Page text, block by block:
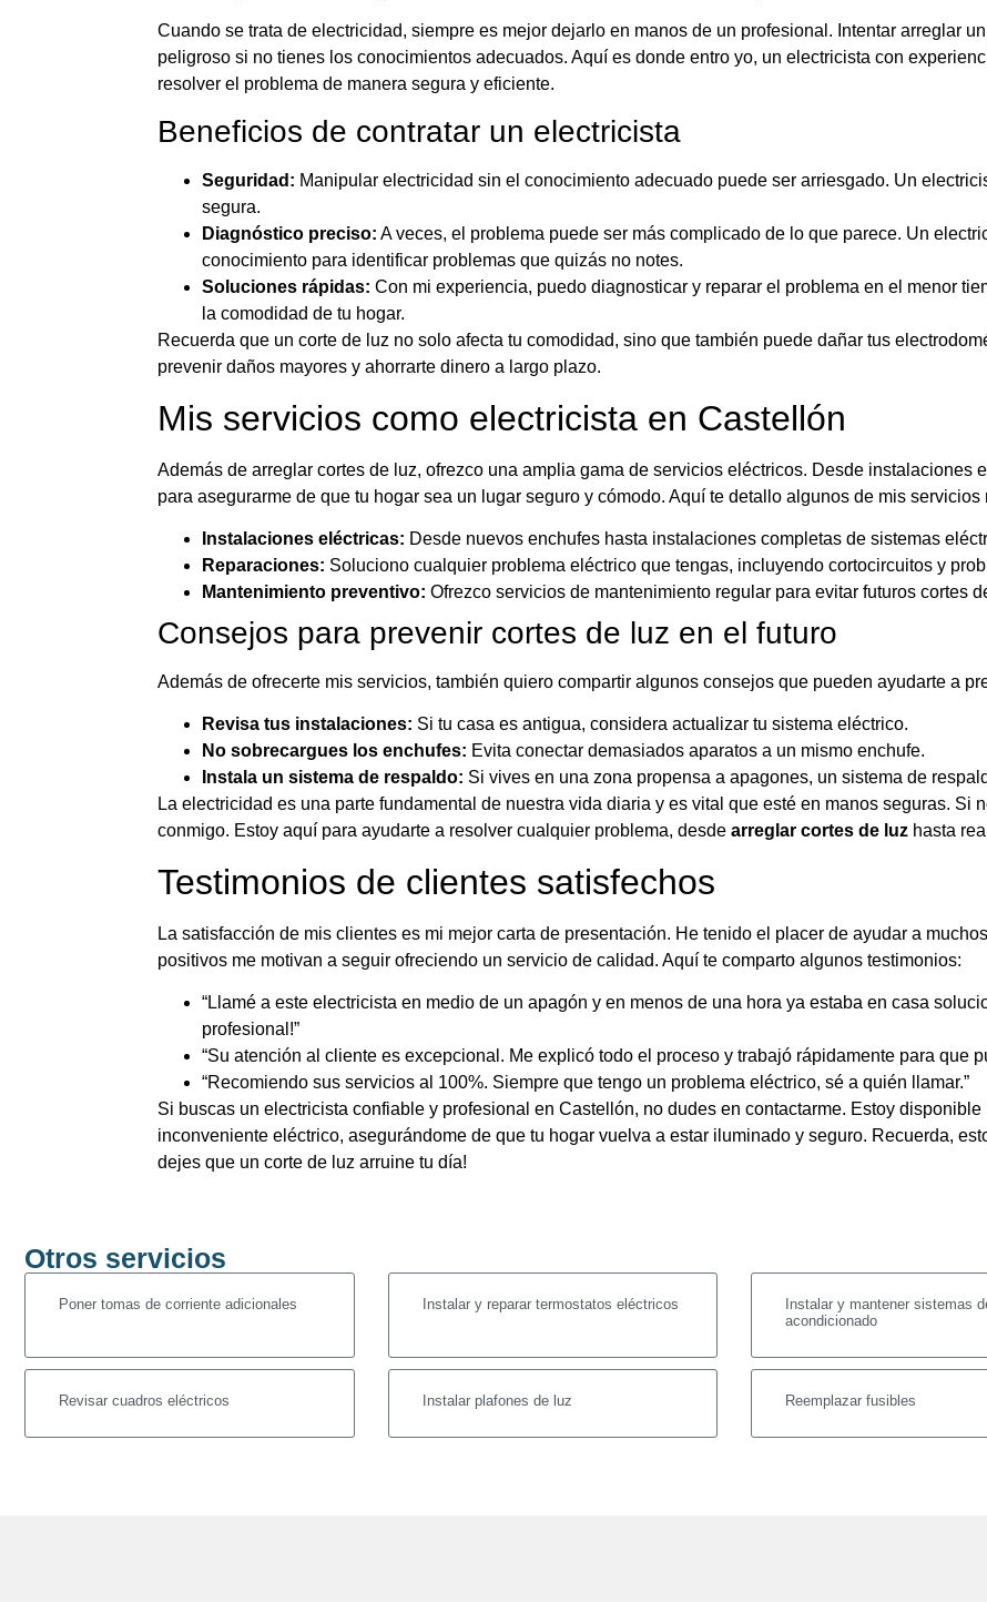
Cuando se trata de electricidad, siempre es mejor dejarlo en manos de un profesional. Intentar arreglar
peligroso si no tienes los conocimientos adecuados. Aquí es donde entro yo, un electricista con
resolver el problema de manera segura y eficiente.
Beneficios de contratar un electricista
Seguridad: Manipular electricidad sin el conocimiento adecuado puede ser arriesgado. Un
segura.
Diagnóstico preciso: A veces, el problema puede ser más complicado de lo que parece. Un
conocimiento para identificar problemas que quizás no notes.
Soluciones rápidas: Con mi experiencia, puedo diagnosticar y reparar el problema en el menor
la comodidad de tu hogar.
Recuerda que un corte de luz no solo afecta tu comodidad, sino que también puede dañar tus
prevenir daños mayores y ahorrarte dinero a largo plazo.
Mis servicios como electricista en Castellón
Además de arreglar cortes de luz, ofrezco una amplia gama de servicios eléctricos. Desde instalaciones
para asegurarme de que tu hogar sea un lugar seguro y cómodo. Aquí te detallo algunos de mis servicios
Instalaciones eléctricas: Desde nuevos enchufes hasta instalaciones completas de sistemas
Reparaciones: Soluciono cualquier problema eléctrico que tengas, incluyendo cortocircuitos y
Mantenimiento preventivo: Ofrezco servicios de mantenimiento regular para evitar futuros cortes
Consejos para prevenir cortes de luz en el futuro
Además de ofrecerte mis servicios, también quiero compartir algunos consejos que pueden ayudarte a
Revisa tus instalaciones: Si tu casa es antigua, considera actualizar tu sistema eléctrico.
No sobrecargues los enchufes: Evita conectar demasiados aparatos a un mismo enchufe.
Instala un sistema de respaldo: Si vives en una zona propensa a apagones, un sistema de
La electricidad es una parte fundamental de nuestra vida diaria y es vital que esté en manos seguras. Si
conmigo. Estoy aquí para ayudarte a resolver cualquier problema, desde arreglar cortes de luz hasta
Testimonios de clientes satisfechos
La satisfacción de mis clientes es mi mejor carta de presentación. He tenido el placer de ayudar a
positivos me motivan a seguir ofreciendo un servicio de calidad. Aquí te comparto algunos testimonios:
“Llamé a este electricista en medio de un apagón y en menos de una hora ya estaba en casa
profesional!”
“Su atención al cliente es excepcional. Me explicó todo el proceso y trabajó rápidamente para que
“Recomiendo sus servicios al 100%. Siempre que tengo un problema eléctrico, sé a quién llamar.”
Si buscas un electricista confiable y profesional en Castellón, no dudes en contactarme. Estoy
inconveniente eléctrico, asegurándome de que tu hogar vuelva a estar iluminado y seguro. Recuerda,
dejes que un corte de luz arruine tu día!
Otros servicios
Poner tomas de corriente adicionales Instalar y reparar termostatos eléctricos
Instalar y mantener sistemas
acondicionado
Revisar cuadros eléctricos Instalar plafones de luz Reemplazar fusibles